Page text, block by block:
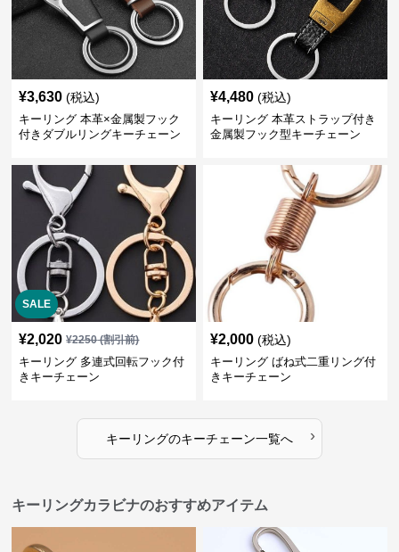
¥3,630 (税込)
キーリング 本革×金属製フック
付きダブルリングキーチェーン
¥4,480 (税込)
キーリング 本革ストラップ付き
金属製フック型キーチェーン
SALE
¥2,020 ¥2250(割引前)
キーリング 多連式回転フック付
きキーチェーン
¥2,000 (税込)
キーリング ばね式二重リング付
きキーチェーン
キーリングのキーチェーン一覧へ ›
キーリングカラビナのおすすめアイテム